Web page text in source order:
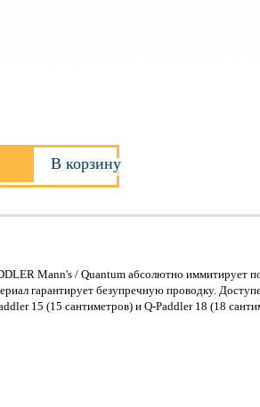
В корзину
Mann's / Quantum абсолютно иммитирует
гарантирует безупречную проводку.
15 (15 сантиметров) и Q-Paddler 18 (18